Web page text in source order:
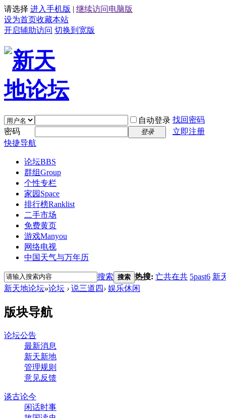
请选择 进入手机版 | 继续访问电脑版
设为首页收藏本站
开启辅助访问 切换到宽版
自动登录 找回密码
密码
登录
立即注册
快捷导航
论坛BBS
群组Group
个性专栏
家园 Space
排行榜Ranklist
二手市场
免费黄页
游戏Manyou
网络电视
中国天气与万年历
搜索 搜索 热搜: 亡共在共 5past6 新
新天地论坛»论坛 › 说三道四› 娱乐休闲
版块导航
论坛公告
最新消息
新天新地
管理规则
意见反馈
谈古论今
闲话时事